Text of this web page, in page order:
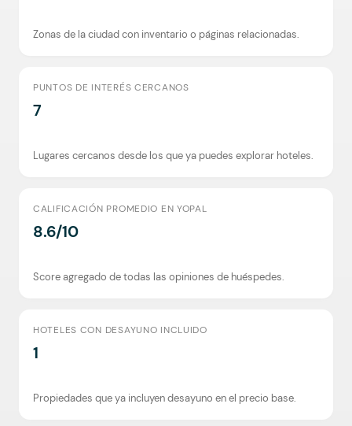
Zonas de la ciudad con inventario o páginas relacionadas.
PUNTOS DE INTERÉS CERCANOS
7
Lugares cercanos desde los que ya puedes explorar hoteles.
CALIFICACIÓN PROMEDIO EN YOPAL
8.6/10
Score agregado de todas las opiniones de huéspedes.
HOTELES CON DESAYUNO INCLUIDO
1
Propiedades que ya incluyen desayuno en el precio base.